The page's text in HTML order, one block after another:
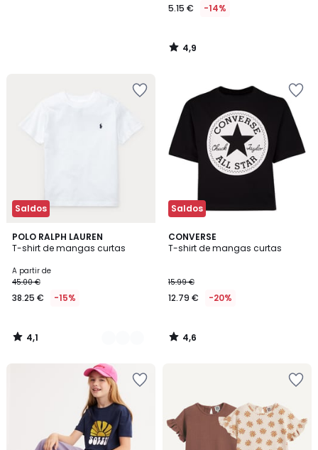
5.15 € -14%
4,9
/
Saldos
POLO RALPH LAUREN
T-shirt de mangas curtas
A partir de
45.00 €
38.25 € -15%
4,1
/ 5
7
Cores
4,1
/
Saldos
CONVERSE
T-shirt de mangas curtas
15.99 €
12.79 € -20%
4,6
/ 5
4,6
/